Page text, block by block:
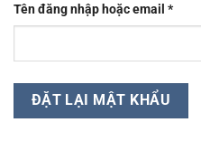
Tên đăng nhập hoặc email *Bắt
buộc
ĐẶT LẠI MẬT KHẨU